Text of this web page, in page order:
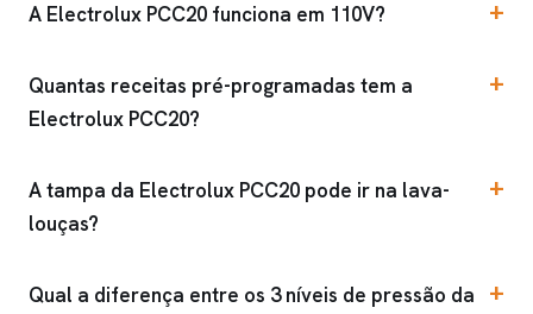
A Electrolux PCC20 funciona em 110V?
Quantas receitas pré-programadas tem a
Electrolux PCC20?
A tampa da Electrolux PCC20 pode ir na lava-
louças?
Qual a diferença entre os 3 níveis de pressão da